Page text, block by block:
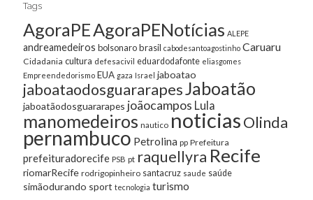
Tags
AgoraPEAgoraPENotícias ALEPE
andreamedeiros bolsonarobrasil cabodesantoagostinho Caruaru
Cidadania cultura defesacivil eduardodafonte eliasgomes
Empreendedorismo EUA gaza Israel jaboatao
jaboataodosguararapesJaboatão
jaboatãodosguararapes joãocampos Lula
manomedeiros nautico noticiasOlinda
pernambuco Petrolina pp Prefeitura
prefeituradorecife PSB pt raquellyra Recife
riomarRecife rodrigopinheiro santacruz saude saúde
simãodurando sport tecnologia turismo